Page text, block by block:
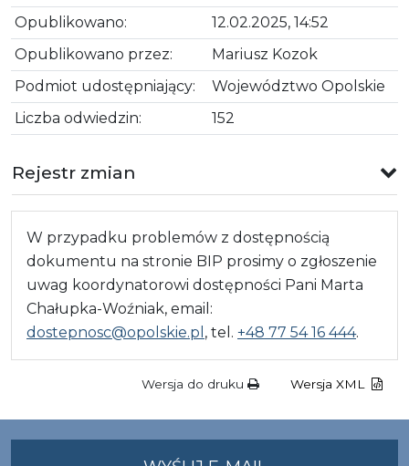
Opublikowano:
12.02.2025, 14:52
Opublikowano przez:
Mariusz Kozok
Podmiot udostępniający:
Województwo Opolskie
Liczba odwiedzin:
152
Rejestr zmian
W przypadku problemów z dostępnością
dokumentu na stronie BIP prosimy o zgłoszenie
uwag koordynatorowi dostępności Pani Marta
Chałupka-Woźniak, email:
dostepnosc@opolskie.pl , tel. +48 77 54 16 444.
Wersja do druku Wersja XML